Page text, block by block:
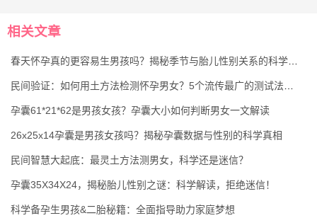
相关文章
孕囊61*21*62是男孩女孩？孕囊大小如何判断男女一文解读
26x25x14孕囊是男孩女孩吗？揭秘孕囊数据与性别的科学真相
民间智慧大起底：最灵土方法测男女，科学还是迷信？
孕囊35X34X24，揭秘胎儿性别之谜：科学解读，拒绝迷信！
科学备孕生男孩&二胎秘籍：全面指导助力家庭梦想